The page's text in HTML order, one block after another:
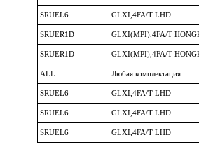
SRUEL6 GLXI,4FA/T LHD
SRUER1D GLXI(MPI),4FA/T
SRUER1D GLXI(MPI),4FA/T
ALL Любая комплектация
SRUEL6 GLXI,4FA/T LHD
SRUEL6 GLXI,4FA/T LHD
SRUEL6 GLXI,4FA/T LHD